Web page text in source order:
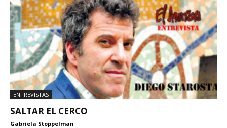
ENTREVISTAS
SALTAR EL CERCO
Gabriela Stoppelman